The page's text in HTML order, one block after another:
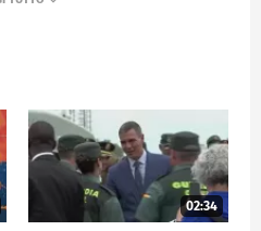
02:34